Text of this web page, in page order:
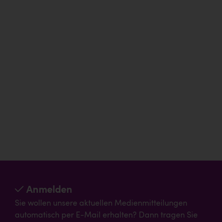
Anmelden
Sie wollen unsere aktuellen Medienmitteilungen
automatisch per E-Mail erhalten? Dann tragen Sie